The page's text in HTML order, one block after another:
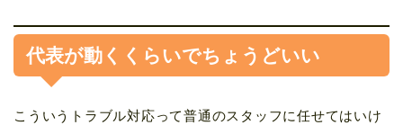
代表が動くくらいでちょうどいい
こういうトラブル対応って普通のスタッフに任せてはいけ